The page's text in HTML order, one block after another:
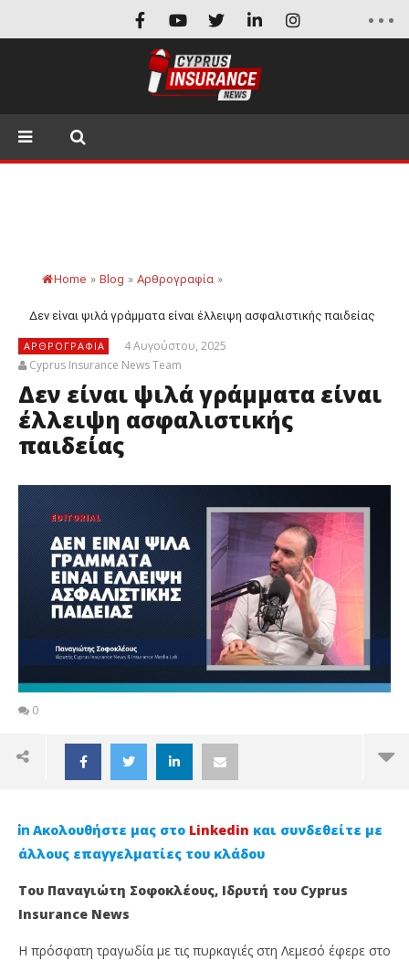
Home » Blog » Αρθρογραφία »
Δεν είναι ψιλά γράμματα είναι έλλειψη ασφαλιστικής παιδείας
ΑΡΘΡΟΓΡΑΦΊΑ
4 Αυγούστου, 2025
Cyprus Insurance News Team
Δεν είναι ψιλά γράμματα είναι
έλλειψη ασφαλιστικής
παιδείας
0
Ακολουθήστε μας στο Linkedin και συνδεθείτε με
άλλους επαγγελματίες του κλάδου
Του Παναγιώτη Σοφοκλέους, Ιδρυτή του Cyprus
Insurance News
Η πρόσφατη τραγωδία με τις πυρκαγιές στη Λεμεσό έφερε στο